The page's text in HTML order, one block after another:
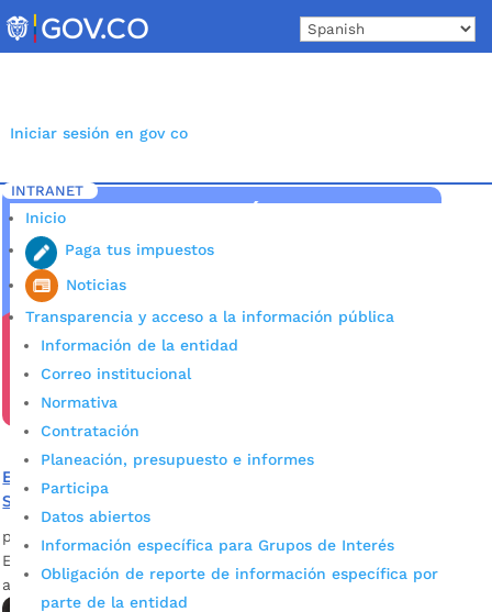
to
content
Iniciar sesión en gov co
INTRANET
Inicio
Paga tus impuestos
Noticias
Transparencia y acceso a la información pública
Información de la entidad
Correo institucional
Normativa
Contratación
Planeación, presupuesto e informes
Participa
Datos abiertos
Información específica para Grupos de Interés
Obligación de reporte de información específica por
parte de la entidad
Inicio 5 Etiqueta: Actualización
Este fin de semana habrá jornada de actualización del
Sisbén en los barrios
por Darlin Ramírez Leiva| Nov 10, 2023
Noticias
Este proceso es importante para que quienes cuenten con
atención en salud subsidiada, no pierdan este servicio.